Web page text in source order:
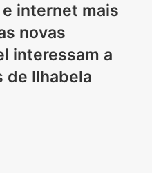
internet mais
novas
interessam a
de Ilhabela